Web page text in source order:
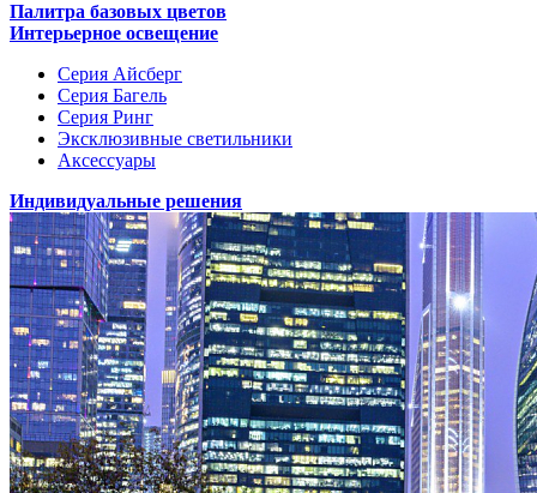
Палитра базовых цветов
Интерьерное освещение
Серия Айсберг
Серия Багель
Серия Ринг
Эксклюзивные светильники
Аксессуары
Индивидуальные решения